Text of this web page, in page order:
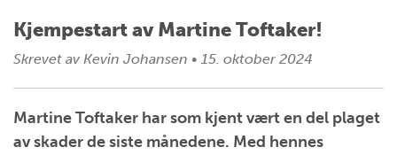
Kjempestart av Martine Toftaker!
Skrevet av Kevin Johansen • 15. oktober 2024
Martine Toftaker har som kjent vært en del plaget
av skader de siste månedene. Med hennes